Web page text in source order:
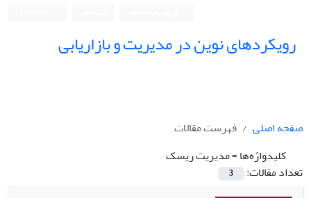
رویکردهای نوین در مدیریت و بازاریابی
صفحه اصلی
فهرست مقالات
کلیدواژه‌ها =مدیریت ریسک
تعداد مقالات:
3